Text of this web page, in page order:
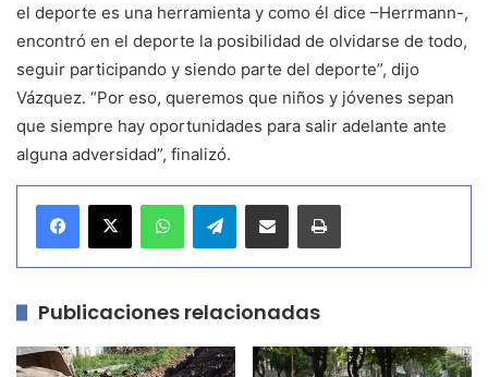
el deporte es una herramienta y como él dice –Herrmann-,
encontró en el deporte la posibilidad de olvidarse de todo,
seguir participando y siendo parte del deporte”, dijo
Vázquez. “Por eso, queremos que niños y jóvenes sepan
que siempre hay oportunidades para salir adelante ante
alguna adversidad”, finalizó.
Telegram
Publicaciones relacionadas